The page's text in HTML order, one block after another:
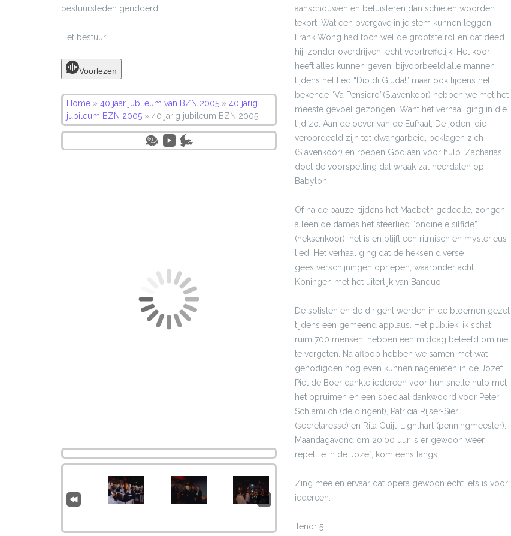
bestuursleden geridderd.
Het bestuur.
Voorlezen
Home » 40 jaar jubileum van BZN 2005 » 40 jarig
jubileum BZN 2005 » 40 jarig jubileum BZN 2005
aanschouwen en beluisteren dan schieten woorden
tekort. Wat een overgave in je stem kunnen leggen!
Frank Wong had toch wel de grootste rol en dat deed
hij, zonder overdrijven, echt voortreffelijk. Het koor
heeft alles kunnen geven, bijvoorbeeld alle mannen
tijdens het lied “Dio di Giuda!” maar ook tijdens het
bekende “Va Pensiero”(Slavenkoor) hebben we met het
meeste gevoel gezongen. Want het verhaal ging in die
tijd zo: Aan de oever van de Eufraat; De joden, die
veroordeeld zijn tot dwangarbeid, beklagen zich
(Slavenkoor) en roepen God aan voor hulp. Zacharias
doet de voorspelling dat wraak zal neerdalen op
Babylon.
Of na de pauze, tijdens het Macbeth gedeelte, zongen
alleen de dames het sfeerlied “ondine e silfide”
(heksenkoor), het is en blijft een ritmisch en mysterieus
lied. Het verhaal ging dat de heksen diverse
geestverschijningen opriepen, waaronder acht
Koningen met het uiterlijk van Banquo.
De solisten en de dirigent werden in de bloemen gezet
tijdens een gemeend applaus. Het publiek, ik schat
ruim 700 mensen, hebben een middag beleefd om niet
te vergeten. Na afloop hebben we samen met wat
genodigden nog even kunnen nagenieten in de Jozef.
Piet de Boer dankte iedereen voor hun snelle hulp met
het opruimen en een speciaal dankwoord voor Peter
Schlamilch (de dirigent), Patricia Rijser-Sier
(secretaresse) en Rita Guijt-Lighthart (penningmeester).
Maandagavond om 20:00 uur is er gewoon weer
repetitie in de Jozef, kom eens langs.
Zing mee en ervaar dat opera gewoon echt iets is voor
iedereen.
Tenor 5